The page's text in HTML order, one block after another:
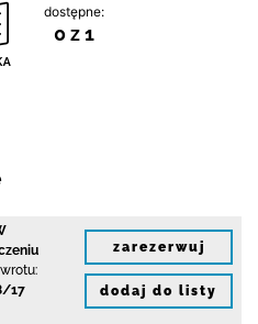
dostępne:
0 z 1
17
zarezerwuj
dodaj do listy